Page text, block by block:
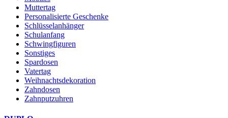
Muttertag
Personalisierte Geschenke
Schlüsselanhänger
Schulanfang
Schwingfiguren
Sonstiges
Spardosen
Vatertag
Weihnachtsdekoration
Zahndosen
Zahnputzuhren